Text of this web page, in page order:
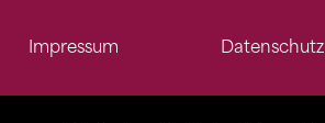
Impressum Datenschutz